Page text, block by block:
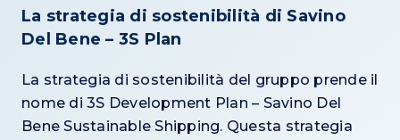
La strategia di sostenibilità di Savino
Del Bene – 3S Plan
La strategia di sostenibilità del gruppo prende il
nome di 3S Development Plan – Savino Del
Bene Sustainable Shipping. Questa strategia